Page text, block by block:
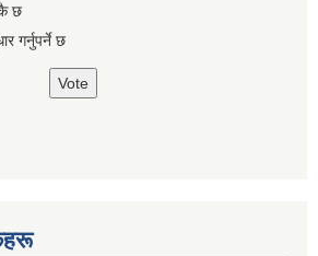
छ
गर्नुपर्ने छ